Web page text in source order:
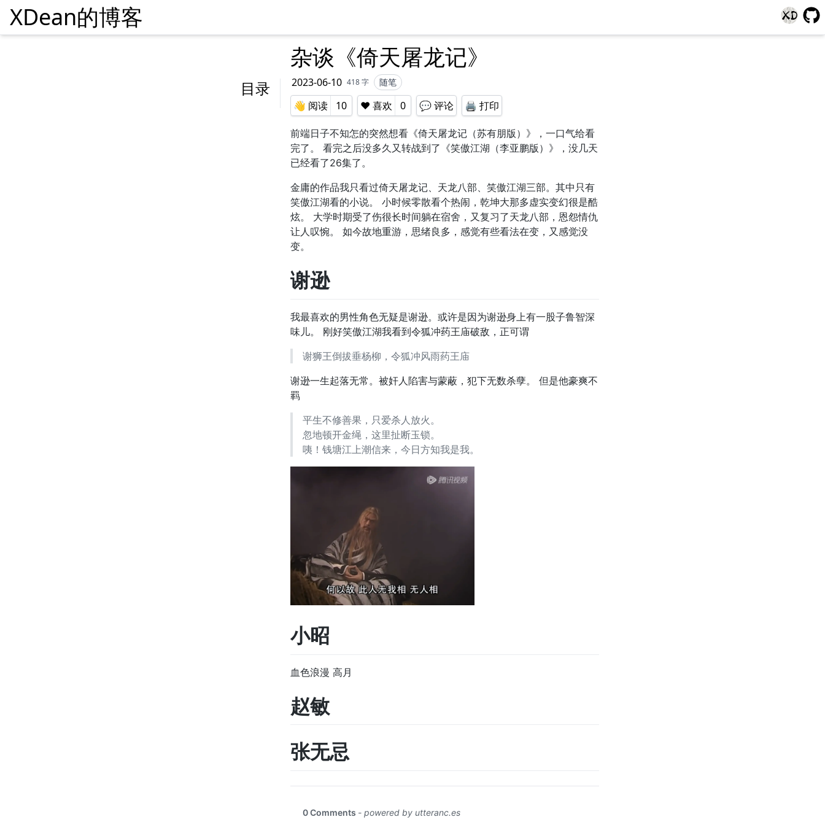
XDean的博客
目录
杂谈《倚天屠龙记》
2023-06-10 418字 随笔
👋 ‍️‍️阅读 10 ❤️ 喜欢 0 💬 评论 🖨️ 打印
前端日子不知怎的突然想看《倚天屠龙记（苏有朋版）》，一口气给看
完了。 看完之后没多久又转战到了《笑傲江湖（李亚鹏版）》，没几天
已经看了26集了。
金庸的作品我只看过倚天屠龙记、天龙八部、笑傲江湖三部。其中只有
笑傲江湖看的小说。 小时候零散看个热闹，乾坤大那多虚实变幻很是酷
炫。 大学时期受了伤很长时间躺在宿舍，又复习了天龙八部，恩怨情仇
让人叹惋。 如今故地重游，思绪良多，感觉有些看法在变，又感觉没
变。
谢逊
我最喜欢的男性角色无疑是谢逊。或许是因为谢逊身上有一股子鲁智深
味儿。 刚好笑傲江湖我看到令狐冲药王庙破敌，正可谓
谢狮王倒拔垂杨柳，令狐冲风雨药王庙
谢逊一生起落无常。被奸人陷害与蒙蔽，犯下无数杀孽。 但是他豪爽不
羁
平生不修善果，只爱杀人放火。
忽地顿开金绳，这里扯断玉锁。
咦！钱塘江上潮信来，今日方知我是我。
小昭
血色浪漫 高月
赵敏
张无忌